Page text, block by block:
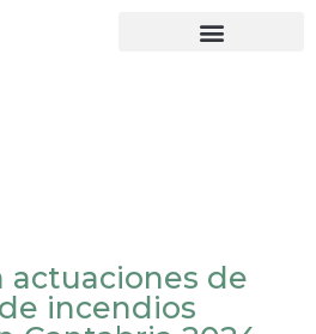
actuaciones de
incendios